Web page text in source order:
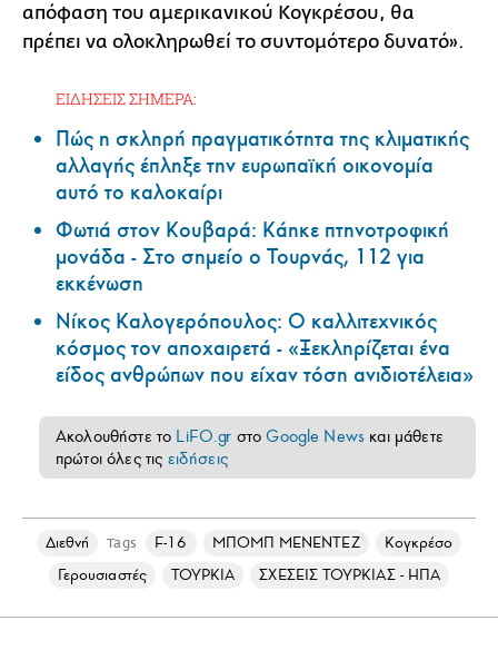
απόφαση του αμερικανικού Κογκρέσου, θα
πρέπει να ολοκληρωθεί το συντομότερο δυνατό».
ΕΙΔΗΣΕΙΣ ΣΗΜΕΡΑ:
Πώς η σκληρή πραγματικότητα της κλιματικής
αλλαγής έπληξε την ευρωπαϊκή οικονομία
αυτό το καλοκαίρι
Φωτιά στον Κουβαρά: Κάηκε πτηνοτροφική
μονάδα - Στο σημείο ο Τουρνάς, 112 για
εκκένωση
Νίκος Καλογερόπουλος: Ο καλλιτεχνικός
κόσμος τον αποχαιρετά - «Ξεκληρίζεται ένα
είδος ανθρώπων που είχαν τόση ανιδιοτέλεια»
Ακολουθήστε το LiFO.gr στοGoogle News και μάθετε
πρώτοι όλες τις ειδήσεις
Διεθνή Tags F-16 ΜΠΟΜΠ ΜΕΝΕΝΤΕΖ
Κογκρέσο
Γερουσιαστές
ΤΟΥΡΚΙΑ ΣΧΕΣΕΙΣ ΤΟΥΡΚΙΑΣ - ΗΠΑ